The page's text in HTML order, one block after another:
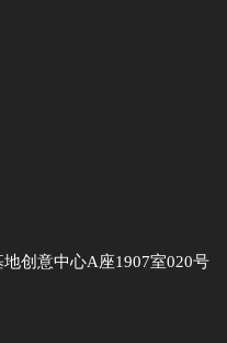
创意中心A座1907室020号